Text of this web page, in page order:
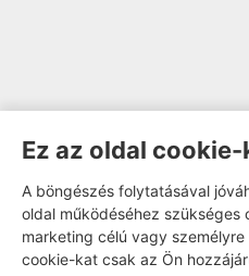
Ez az oldal
A böngészés folytatásával
oldal működéséhez szükséges
marketing célú vagy
cookie-kat csak az Ön